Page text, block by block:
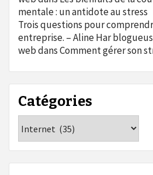
mentale : un antidote au stress
Trois questions pour
entreprise. – Aline Har
webdansComment gérer son
Catégories